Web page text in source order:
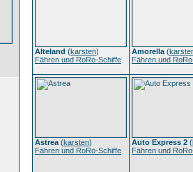
Alteland (karsten)
Fähren und RoRo-Schiffe
Amorella (
Fähren und
Astrea (karsten)
Fähren und RoRo-Schiffe
Auto Express 2 (
Fähren und